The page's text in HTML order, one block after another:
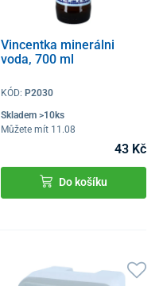
Vincentka minerálni
voda, 700 ml
KÓD:P2030
Skladem >10ks
Můžete mít 11.08
43 Kč
Do košíku